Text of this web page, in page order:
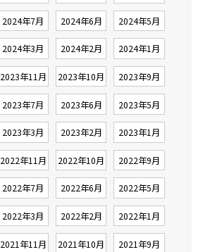
2024年7月 2024年6月 2024年5月
2024年3月 2024年2月 2024年1月
2023年11月 2023年10月 2023年9月
2023年7月 2023年6月 2023年5月
2023年3月 2023年2月 2023年1月
2022年11月 2022年10月 2022年9月
2022年7月 2022年6月 2022年5月
2022年3月 2022年2月 2022年1月
2021年11月 2021年10月 2021年9月